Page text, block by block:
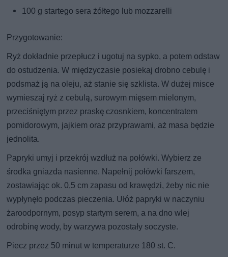
100 g startego sera żółtego lub mozzarelli
Przygotowanie:
Ryż dokładnie przepłucz i ugotuj na sypko, a potem odstaw
do ostudzenia. W międzyczasie posiekaj drobno cebulę i
podsmaż ją na oleju, aż stanie się szklista. W dużej misce
wymieszaj ryż z cebulą, surowym mięsem mielonym,
przeciśniętym przez praskę czosnkiem, koncentratem
pomidorowym, jajkiem oraz przyprawami, aż masa będzie
jednolita.
Papryki umyj i przekrój wzdłuż na połówki. Wybierz ze
środka gniazda nasienne. Napełnij połówki farszem,
zostawiając ok. 0,5 cm zapasu od krawędzi, żeby nic nie
wypłynęło podczas pieczenia. Ułóż papryki w naczyniu
żaroodpornym, posyp startym serem, a na dno wlej
odrobinę wody, by warzywa pozostały soczyste.
Piecz przez 50 minut w temperaturze 180 st. C.